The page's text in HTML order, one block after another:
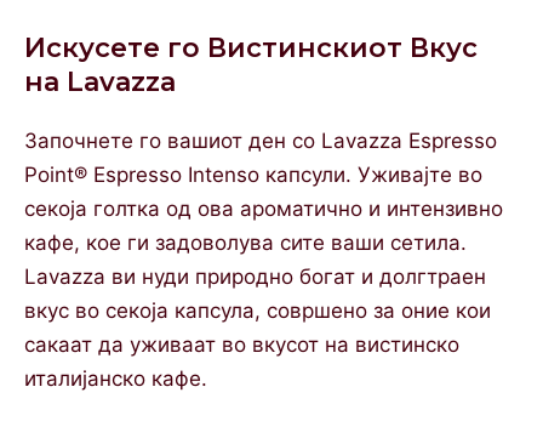
Искусете го Вистинскиот Вкус
на Lavazza
Започнете го вашиот ден со Lavazza Espresso
Point® Espresso Intenso капсули. Уживајте во
секоја голтка од ова ароматично и интензивно
кафе, кое ги задоволува сите ваши сетила.
Lavazza ви нуди природно богат и долгтраен
вкус во секоја капсула, совршено за оние кои
сакаат да уживаат во вкусот на вистинско
италијанско кафе.